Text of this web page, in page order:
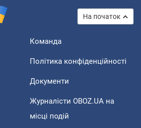
На початок
Команда
Політика конфіденційності
Документи
Журналісти OBOZ.UA на
місці подій